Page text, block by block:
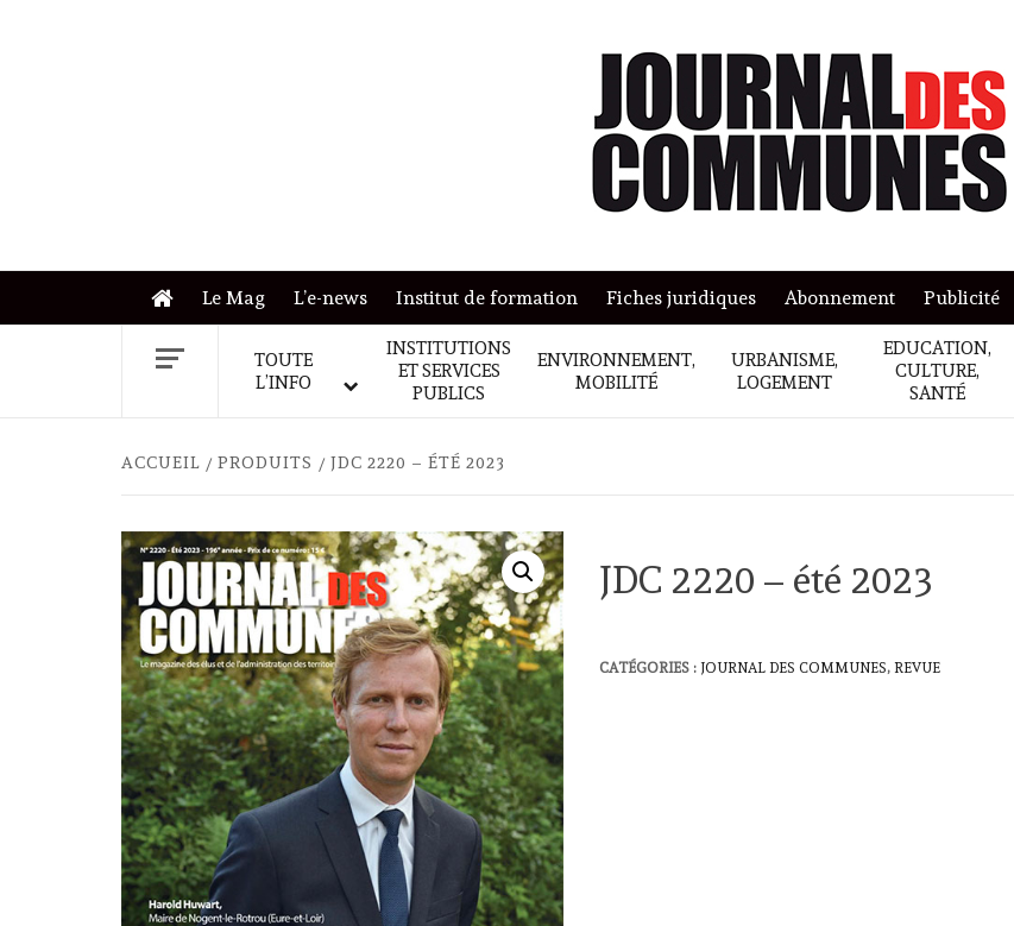
Le Mag L’e-news Institut de formation Fiches juridiques Abonnement Publicité
TOUTE
L’INFO
INSTITUTIONS
ET SERVICES
PUBLICS
ENVIRONNEMENT,
MOBILITÉ
URBANISME,
LOGEMENT
EDUCATION,
CULTURE,
SANTÉ
ACCUEIL PRODUITS JDC 2220 – ÉTÉ 2023
JDC 2220 – été 2023
CATÉGORIES :JOURNAL DES COMMUNES,REVUE